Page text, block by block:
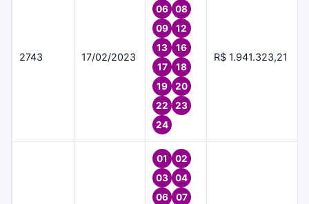
2743 17/02/2023
06
08
09
12
13
16
17
18
19
20
22
23
24
R$ 1.941.323,21
01
02
03
04
06
07